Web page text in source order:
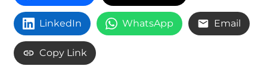
LinkedIn WhatsApp Email
Copy Link